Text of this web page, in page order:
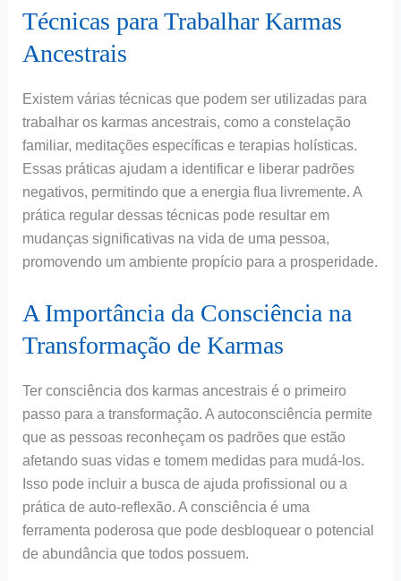
Técnicas para Trabalhar Karmas
Ancestrais
Existem várias técnicas que podem ser utilizadas para
trabalhar os karmas ancestrais, como a constelação
familiar, meditações específicas e terapias holísticas.
Essas práticas ajudam a identificar e liberar padrões
negativos, permitindo que a energia flua livremente. A
prática regular dessas técnicas pode resultar em
mudanças significativas na vida de uma pessoa,
promovendo um ambiente propício para a prosperidade.
A Importância da Consciência na
Transformação de Karmas
Ter consciência dos karmas ancestrais é o primeiro
passo para a transformação. A autoconsciência permite
que as pessoas reconheçam os padrões que estão
afetando suas vidas e tomem medidas para mudá-los.
Isso pode incluir a busca de ajuda profissional ou a
prática de auto-reflexão. A consciência é uma
ferramenta poderosa que pode desbloquear o potencial
de abundância que todos possuem.